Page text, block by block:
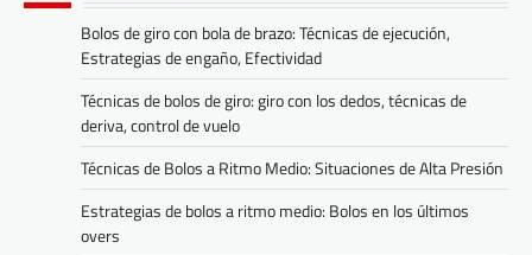
Bolos de giro con bola de brazo: Técnicas de ejecución,
Estrategias de engaño, Efectividad
Técnicas de bolos de giro: giro con los dedos, técnicas de
deriva, control de vuelo
Técnicas de Bolos a Ritmo Medio: Situaciones de Alta Presión
Estrategias de bolos a ritmo medio: Bolos en los últimos
overs